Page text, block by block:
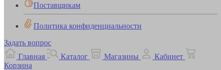
Поставщикам
Политика конфиденциальности
Задать вопрос
Главная
Каталог Магазины
Кабинет
Корзина